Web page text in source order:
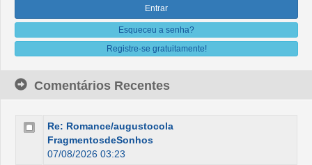
Esqueceu a senha?
Registre-se gratuitamente!
Comentários Recentes
Re: Romance/augustocola
FragmentosdeSonhos
07/08/2026 03:23